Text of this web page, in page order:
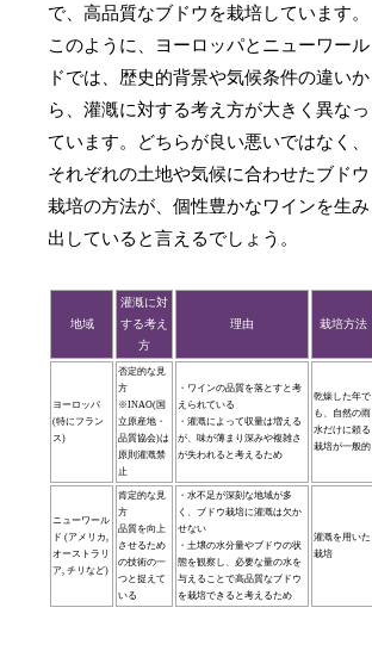
で、高品質なブドウを栽培しています。
このように、ヨーロッパとニューワール
ドでは、歴史的背景や気候条件の違いか
ら、灌漑に対する考え方が大きく異なっ
ています。どちらが良い悪いではなく、
それぞれの土地や気候に合わせたブドウ
栽培の方法が、個性豊かなワインを生み
出していると言えるでしょう。
地域
灌漑に対
する考え
方
理由 栽培方法
ヨーロッパ
(特にフラン
ス)
否定的な見
方
※INAO(国
立原産地・
品質協会)は
原則灌漑禁
止
・ワインの品質を落とすと考
えられている
・灌漑によって収量は増える
が、味が薄まり深みや複雑さ
が失われると考えるため
乾燥した年で
も、自然の雨
水だけに頼る
栽培が一般的
ニューワール
ド (アメリカ,
オーストラリ
ア, チリなど)
肯定的な見
方
品質を向上
させるため
の技術の一
つと捉えて
いる
・水不足が深刻な地域が多
く、ブドウ栽培に灌漑は欠か
せない
・土壌の水分量やブドウの状
態を観察し、必要な量の水を
与えることで高品質なブドウ
を栽培できると考えるため
灌漑を用いた
栽培